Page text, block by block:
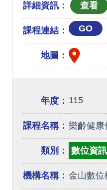
詳細資訊：
課程連結： GO
地圖：
年度： 115
課程名稱： 樂齡健康
類別： 數位資
機構名稱： 金山數位